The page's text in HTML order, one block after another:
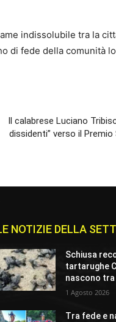
indissolubile tra la
di fede della comunità
Il calabrese Luciano
dissidenti” verso il
NOTIZIE DELLA
Schiusa
tartarughe
nascono
1 Agosto 2026
Tra fede e